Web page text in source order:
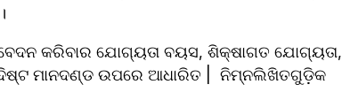
କରିବାର ଯୋଗ୍ୟତା ବୟସ, ଶିକ୍ଷାଗତ ଯୋଗ୍ୟତା,
ମାନଦଣ୍ଡ ଉପରେ ଆଧାରିତ |  ନିମ୍ନଲିଖିତଗୁଡ଼ିକ